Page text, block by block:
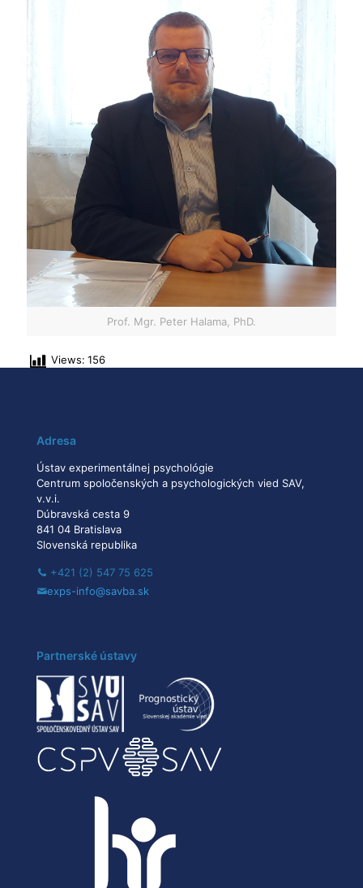
Prof. Mgr. Peter Halama, PhD.
Views: 156
Adresa
Ústav experimentálnej psychológie
Centrum spoločenských a psychologických vied SAV,
v.v.i.
Dúbravská cesta 9
841 04 Bratislava
Slovenská republika
+421 (2) 547 75 625
exps-info@savba.sk
Partnerské ústavy